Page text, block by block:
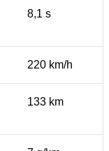
8,1 s
220 km/h
133 km